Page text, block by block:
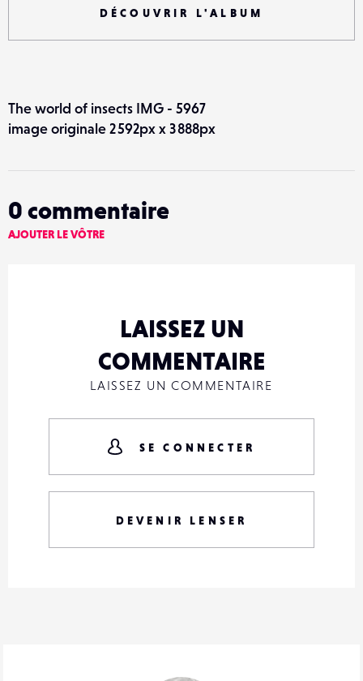
DÉCOUVRIR L'ALBUM
The world of insects IMG - 5967
image originale 2 592px x 3 888px
0 commentaire
AJOUTER LE VÔTRE
LAISSEZ UN
COMMENTAIRE
LAISSEZ UN COMMENTAIRE
SE CONNECTER
DEVENIR LENSER